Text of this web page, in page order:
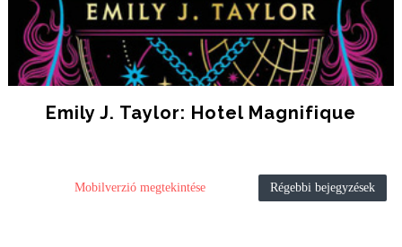
Emily J. Taylor: Hotel Magnifique
Régebbi bejegyzések
Mobilverzió megtekintése